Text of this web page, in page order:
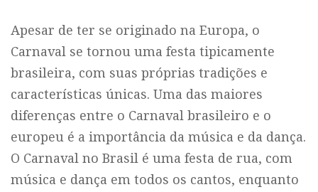
Apesar de ter se originado na Europa, o
Carnaval se tornou uma festa tipicamente
brasileira, com suas próprias tradições e
características únicas. Uma das maiores
diferenças entre o Carnaval brasileiro e o
europeu é a importância da música e da dança.
O Carnaval no Brasil é uma festa de rua, com
música e dança em todos os cantos, enquanto